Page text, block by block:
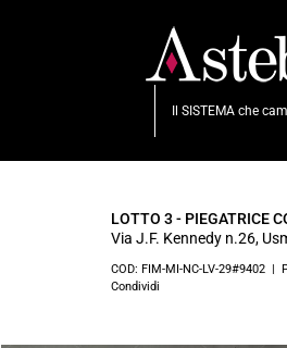
Il SISTEMA che
LOTTO 3 - PIEGATRICE
Via J.F. Kennedy n.26,
COD: FIM-MI-NC-LV-29#9402 |
Condividi